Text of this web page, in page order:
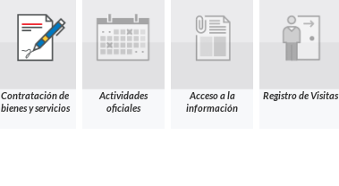
Contratación de
bienes y servicios
Actividades
oficiales
Acceso a la
información
Registro de Visitas